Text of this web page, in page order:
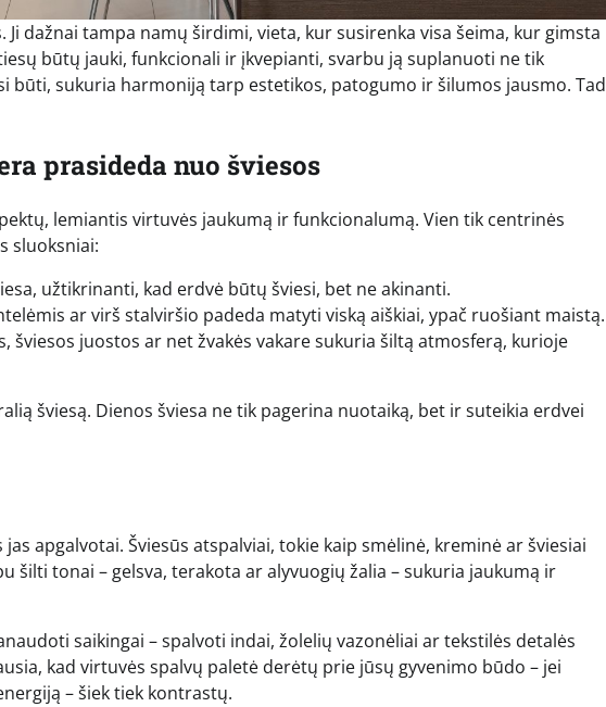
dažnai tampa namų širdimi, vieta, kur susirenka visa šeima, kur gimsta
būtų jauki, funkcionali ir įkvepianti, svarbu ją suplanuoti ne tik
būti, sukuria harmoniją tarp estetikos, patogumo ir šilumos jausmo. Tad
prasideda nuo šviesos
lemiantis virtuvės jaukumą ir funkcionalumą. Vien tik centrinės
sluoksniai:
užtikrinanti, kad erdvė būtų šviesi, bet ne akinanti.
ar virš stalviršio padeda matyti viską aiškiai, ypač ruošiant maistą.
šviesos juostos ar net žvakės vakare sukuria šiltą atmosferą, kurioje
šviesą. Dienos šviesa ne tik pagerina nuotaiką, bet ir suteikia erdvei
apgalvotai. Šviesūs atspalviai, tokie kaip smėlinė, kreminė ar šviesiai
šilti tonai – gelsva, terakota ar alyvuogių žalia – sukuria jaukumą ir
saikingai – spalvoti indai, žolelių vazonėliai ar tekstilės detalės
kad virtuvės spalvų paletė derėtų prie jūsų gyvenimo būdo – jei
– šiek tiek kontrastų.